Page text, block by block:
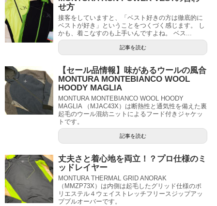
せ方
接客をしていますと、「ベスト好きの方は徹底的に
ベストが好き」ということをつくづく感じます。 し
かも、着こなすのも上手いんですよね。 ベス...
記事を読む
【セール品情報】味があるウールの風合
MONTURA MONTEBIANCO WOOL
HOODY MAGLIA
MONTURA MONTEBIANCO WOOL HOODY
MAGLIA （MJAC43X）は断熱性と通気性を備えた裏
起毛のウール混紡ニットによるフード付きジャケッ
トです。
記事を読む
丈夫さと着心地を両立！？プロ仕様のミ
ッドレイヤー
MONTURA THERMAL GRID ANORAK
（MMZP73X）は内側は起毛したグリッド仕様のポ
リエステル４ウェイストレッチフリースジップアッ
ププルオーバーです。